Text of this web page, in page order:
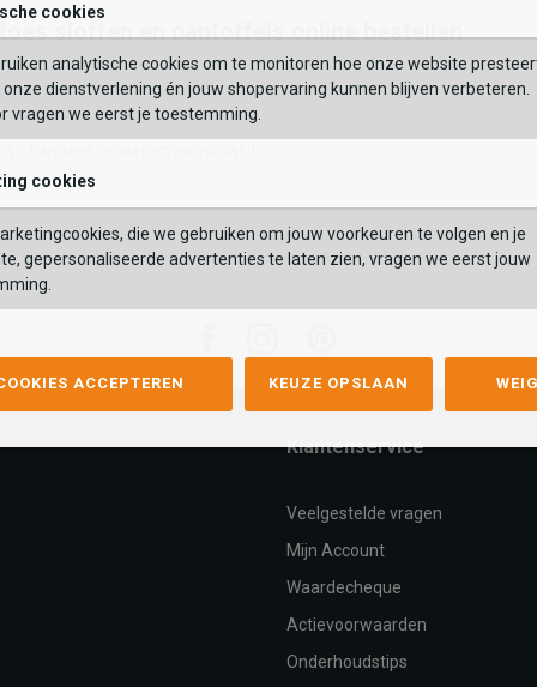
sloffen en pantoffels online bestellen
Hot Potatoes sloffen aan je eigen collectie comfortabel schoeisel
exemplaren die we in onze webshop aanbieden. Als we de
dan heb je ze de eerstvolgende werkdag al in huis. Bovendien is
Klantenservice
Veelgestelde vragen
Mijn Account
Waardecheque
Actievoorwaarden
Onderhoudstips
cookies
analytische cookies om te monitoren hoe onze website
onze dienstverlening én jouw shopervaring kunnen blijven verbeteren.
vragen we eerst je toestemming.
cookies
die we gebruiken om jouw voorkeuren te volgen en je
gepersonaliseerde advertenties te laten zien, vragen we eerst jouw
ACCEPTEREN KEUZE OPSLAAN